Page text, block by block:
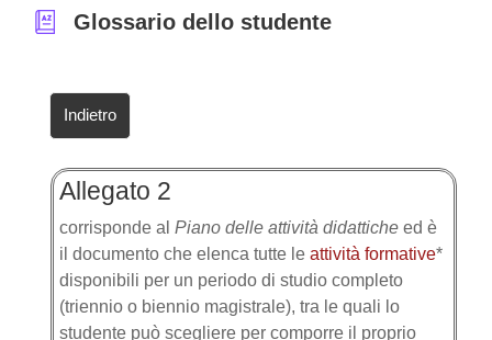
Glossario dello studente
Indietro
Allegato 2
corrisponde al Piano delle attività didattiche ed è
il documento che elenca tutte le attività formative*
disponibili per un periodo di studio completo
(triennio o biennio magistrale), tra le quali lo
studente può scegliere per comporre il proprio